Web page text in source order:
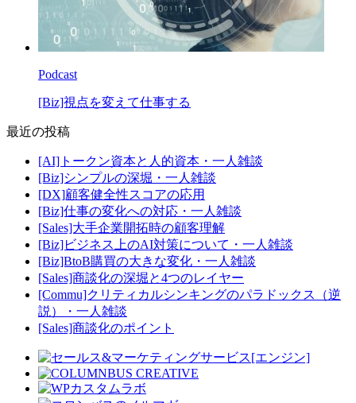
Podcast
[Biz]視点を変えて仕事する
最近の投稿
[AI]トークン資本と人的資本・一人雑談
[Biz]シンプルの深堀・一人雑談
[DX]顧客健全性スコアの応用
[Biz]仕事の変化への対応・一人雑談
[Sales]大手企業開拓時の顧客理解
[Biz]ビジネス上のAI対策について・一人雑談
[Biz]BtoB購買の大きな変化・一人雑談
[Sales]商談化の深堀と4つのレイヤー
[Commu]クリティカルシンキングのパラドックス（逆
説）・一人雑談
[Sales]商談化のポイント